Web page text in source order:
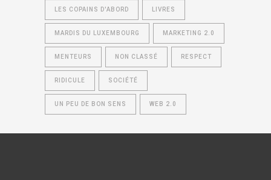
LES COPAINS D'ABORD LIVRES
MARDIS DU LUXEMBOURG MARKETING 2.0
MENTEURS NON CLASSÉ RESPECT
RIDICULE SOCIÉTÉ
UN PEU DE BON SENS WEB 2.0